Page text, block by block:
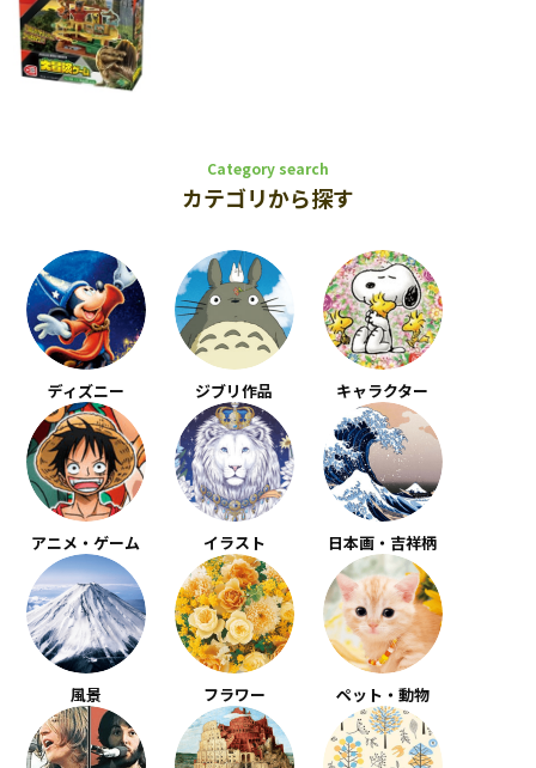
Category search
カテゴリから探す
ディズニー ジブリ作品 キャラクター
アニメ・ゲーム イラスト 日本画・吉祥柄
風景 フラワー ペット・動物